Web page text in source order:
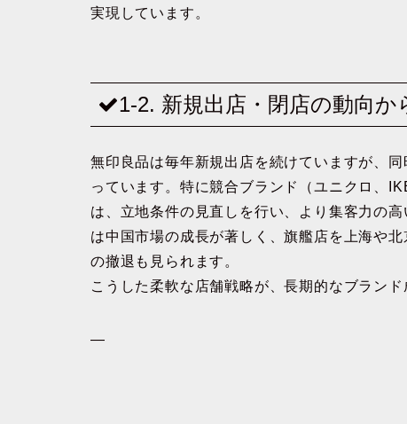
実現しています。
1-2. 新規出店・閉店の動向か
無印良品は毎年新規出店を続けていますが、
っています。特に競合ブランド（ユニクロ、
は、立地条件の見直しを行い、より集客力の
は中国市場の成長が著しく、旗艦店を上海や
の撤退も見られます。
こうした柔軟な店舗戦略が、長期的なブランド
—